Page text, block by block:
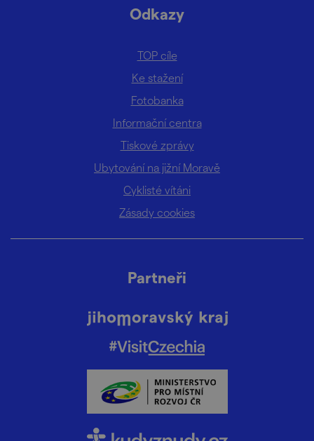
Odkazy
TOP cíle
Ke stažení
Fotobanka
Informační centra
Tiskové zprávy
Ubytování na jižní Moravě
Cyklisté vítáni
Zásady cookies
Partneři